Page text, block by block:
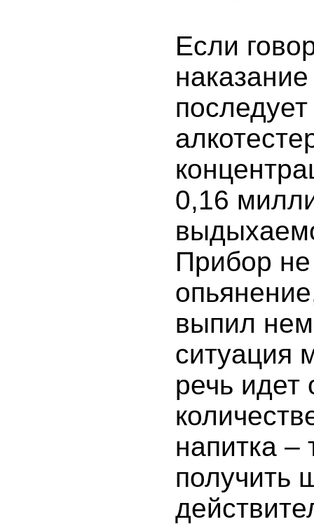
Если
0,16
Прибор
выпил
ситуация
речь
напитка –
получить